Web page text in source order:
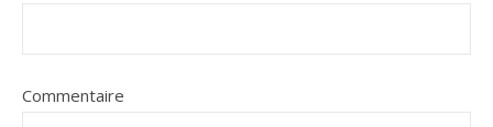
Commentaire